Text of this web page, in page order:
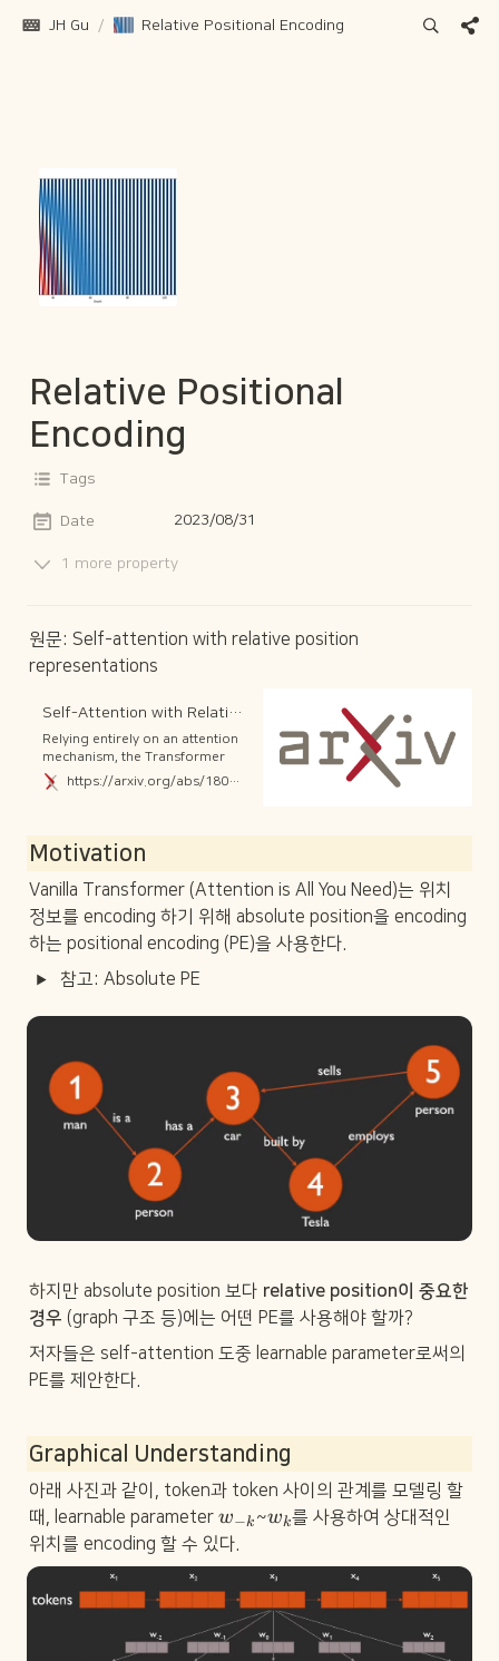
JH Gu / Relative Positional Encoding
Relative Positional
Encoding
Tags
Date 2023/08/31
1 more property
원문: Self-attention with relative position
representations
Self-Attention with Relative Position Representations
Relying entirely on an attention
mechanism, the Transformer
introduced by Vaswani et al.
(2017) achieves state-of-the-art
https://arxiv.org/abs/1803.02155
Motivation
Vanilla Transformer (Attention is All You Need)는 위치
정보를 encoding 하기 위해 absolute position을 encoding
하는 positional encoding (PE)을 사용한다.
참고: Absolute PE
하지만 absolute position 보다 relative position이 중요한
경우 (graph 구조 등)에는 어떤 PE를 사용해야 할까?
저자들은 self-attention 도중 learnable parameter로써의
PE를 제안한다.
Graphical Understanding
아래 사진과 같이, token과 token 사이의 관계를 모델링 할
때, learnable parameter w
_
k
}
w−k ~w
wk를 사용하여 상대적인
위치를 encoding 할 수 있다.